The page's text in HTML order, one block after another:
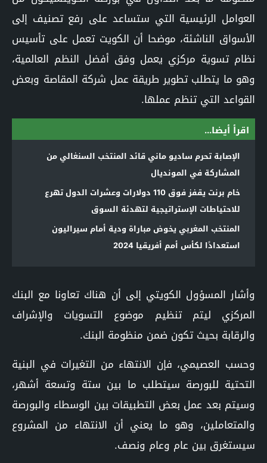
العوامل الرئيسية التي ستساعد على رفع تصنيف إلى
الأسواق الناشئة، موضحا أن الكويت تعمل على تأسيس
نظام تسوية مركزي يعمل وفق أفضل النظم العالمية،
وهو ما يتطلب تطوير طريقة عمل شركة المقاصة وبعض
القواعد التي تنظم عملها.
اقرأ أيضا...
الإصابة تحرم ساديو ماني قائد المنتخب السنغالي من
المشاركة في المونديال
خام برنت يقفز فوق 110 دولارات وعشرات الدول تهرع
للاحتياطات الإستراتيجية لتهدئة السوق
المنتخب المغربي يخوض مباراة ودية أمام سيراليون
استعدادًا لكأس أمم أفريقيا 2024
وأشار المسؤول الكويتي إلى أن هناك تعاونا مع البنك
المركزي ليتم تنظيم موضوع التسويات والإشراف
والرقابة بحيث تكون ضمن منظومة البنك.
وحسب العصيمي، فإن الانتهاء من التغيرات في البنية
التحتية للبورصة سيتطلب ما بين ستة وتسعة أشهر،
وسيتم بعد عمل بعض التطبيقات بين الوسطاء والبورصة
والمتعاملين، وهو ما يعني أن الانتهاء من المشروع
سيستغرق بين عام وعام ونصف.